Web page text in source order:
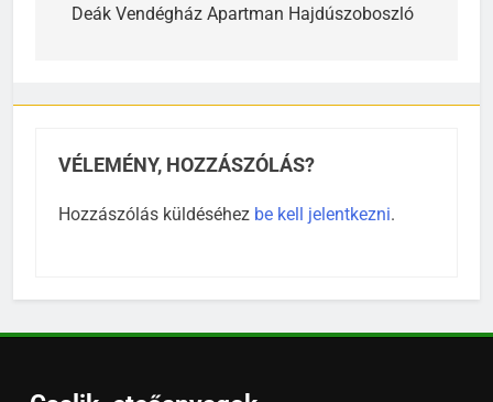
navigáció
Deák Vendégház Apartman Hajdúszoboszló
VÉLEMÉNY, HOZZÁSZÓLÁS?
Hozzászólás küldéséhez be kell jelentkezni.